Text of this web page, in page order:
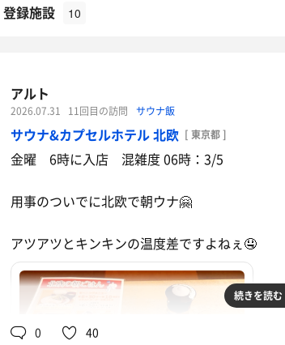
登録施設 10
アルト
2026.07.31 11回目の訪問 サウナ飯
サウナ&カプセルホテル 北欧 [ 東京都 ]
金曜 6時に入店 混雑度 06時：3/5
用事のついでに北欧で朝ウナ🤗
アツアツとキンキンの温度差ですよねぇ🤤
続きを読む
0 40